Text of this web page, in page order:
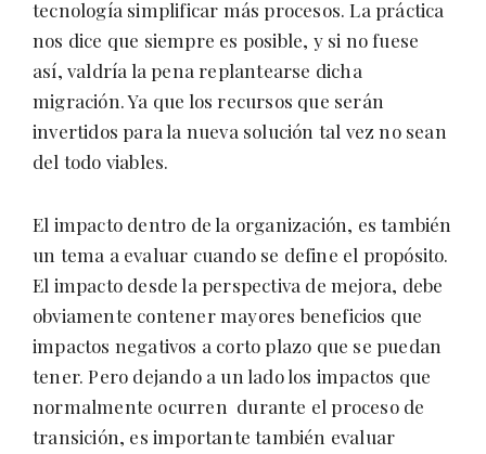
tecnología simplificar más procesos. La práctica
nos dice que siempre es posible, y si no fuese
así, valdría la pena replantearse dicha
migración. Ya que los recursos que serán
invertidos para la nueva solución tal vez no sean
del todo viables.
El impacto dentro de la organización, es también
un tema a evaluar cuando se define el propósito.
El impacto desde la perspectiva de mejora, debe
obviamente contener mayores beneficios que
impactos negativos a corto plazo que se puedan
tener. Pero dejando a un lado los impactos que
normalmente ocurren durante el proceso de
transición, es importante también evaluar